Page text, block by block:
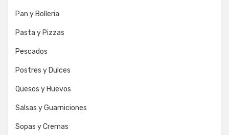
Pan y Bolleria
Pasta y Pizzas
Pescados
Postres y Dulces
Quesos y Huevos
Salsas y Guarniciones
Sopas y Cremas